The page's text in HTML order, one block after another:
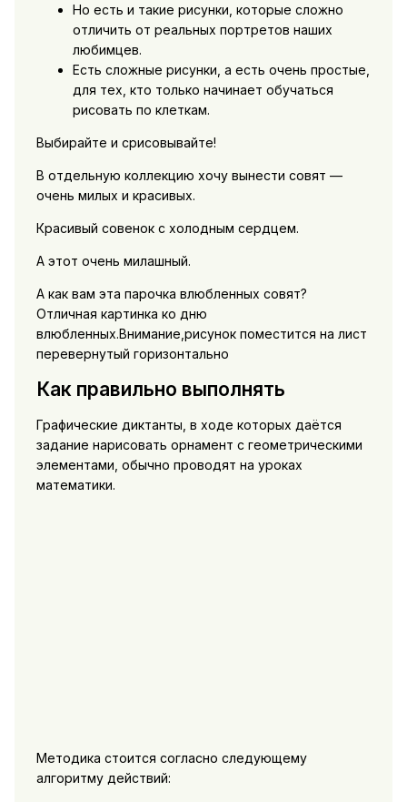
Но есть и такие рисунки, которые сложно
отличить от реальных портретов наших
любимцев.
Есть сложные рисунки, а есть очень простые,
для тех, кто только начинает обучаться
рисовать по клеткам.
Выбирайте и срисовывайте!
В отдельную коллекцию хочу вынести совят —
очень милых и красивых.
Красивый совенок с холодным сердцем.
А этот очень милашный.
А как вам эта парочка влюбленных совят?
Отличная картинка ко дню
влюбленных.Внимание,рисунок поместится на лист
перевернутый горизонтально
Как правильно выполнять
Графические диктанты, в ходе которых даётся
задание нарисовать орнамент с геометрическими
элементами, обычно проводят на уроках
математики.
Методика стоится согласно следующему
алгоритму действий: